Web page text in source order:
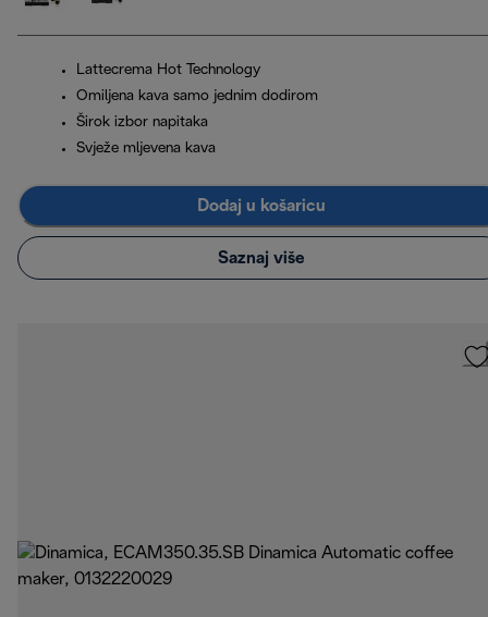
Lattecrema Hot Technology
Omiljena kava samo jednim dodirom
Širok izbor napitaka
Svježe mljevena kava
Dodaj u košaricu
Saznaj više